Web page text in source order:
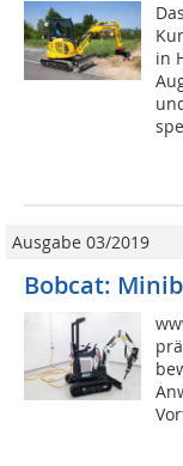
in
Ausgabe 03/2019
Bobcat: